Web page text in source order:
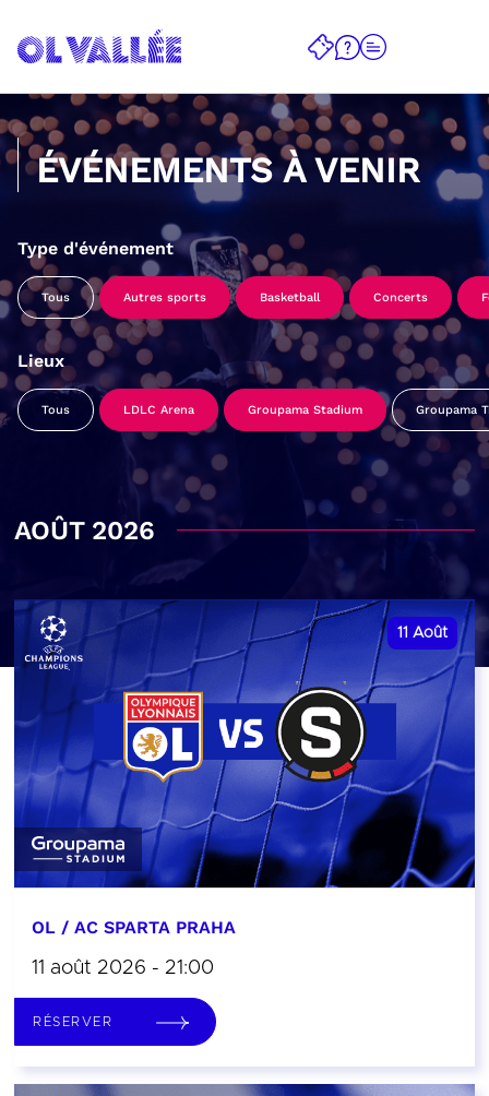
ÉVÉNEMENTS À VENIR
Type d'événement
Tous Autres sports Basketball Concerts
Lieux
Tous LDLC Arena Groupama Stadium Groupama
AOÛT 2026
11 Août
OL / AC SPARTA PRAHA
11 août 2026 - 21:00
RÉSERVER